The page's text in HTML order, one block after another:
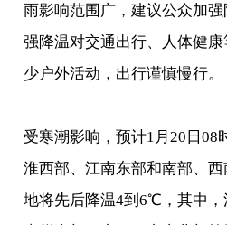
雨影响范围广，建议公众加
强降温对交通出行、人体健
少户外活动，出行谨慎慢行。
受寒潮影响，预计1月20日08
淮西部、江南东部和南部、
地将先后降温4到6℃，其中，